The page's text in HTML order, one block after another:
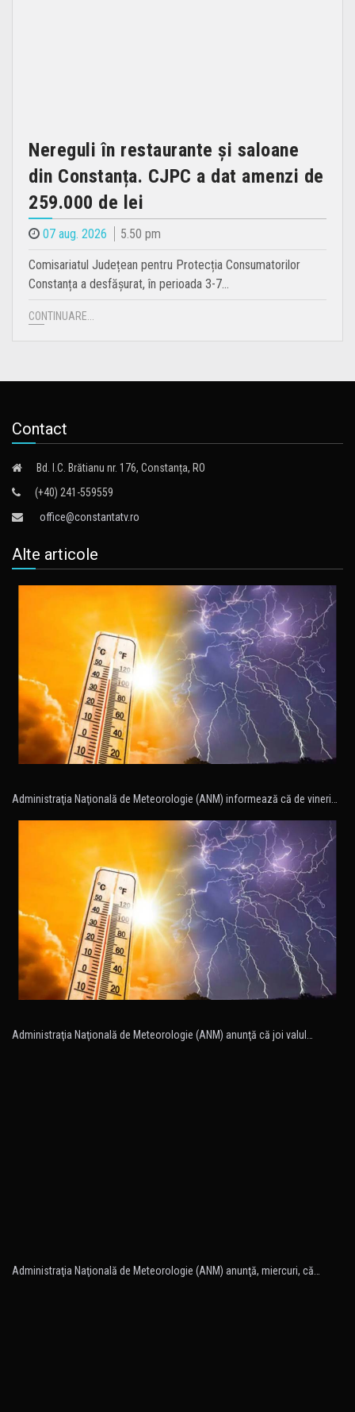
Nereguli în restaurante și saloane
din Constanța. CJPC a dat amenzi de
259.000 de lei
07 aug. 2026 5.50 pm
Comisariatul Județean pentru Protecția Consumatorilor
Constanța a desfășurat, în perioada 3-7…
CONTINUARE...
Contact
Bd. I.C. Brătianu nr. 176, Constanța, RO
(+40) 241-559559
office@constantatv.ro
Alte articole
Administraţia Naţională de Meteorologie (ANM) informează că de vineri…
Administraţia Naţională de Meteorologie (ANM) anunţă că joi valul…
Administraţia Naţională de Meteorologie (ANM) anunţă, miercuri, că…